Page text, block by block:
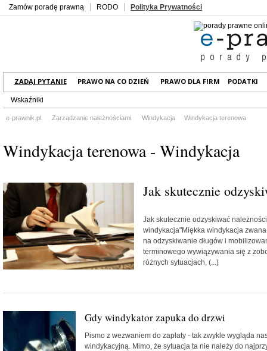
Zamów poradę prawną RODO Polityka Prywatności
ZADAJ PYTANIE PRAWO NA CO DZIEŃ PRAWO DLA FIRM PODATKI
Wskaźniki
e-prawnik.pl Zarządzanie należnościami Windykacja Windykacja terenowa
Windykacja terenowa - Windykacja
Jak skutecznie
Jak skutecznie odzyskiwać
windykacja"Miękka windykacja
na odzyskiwanie długów i
terminowego wywiązywania się z
różnych sytuacjach, (...)
Gdy windykator zapuka do drzwi
Pismo z wezwaniem do zapłaty - tak zwykle wygląda
windykacyjną. Mimo, że sytuacja ta nie należy do